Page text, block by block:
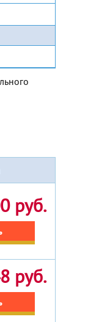
руб.
руб.